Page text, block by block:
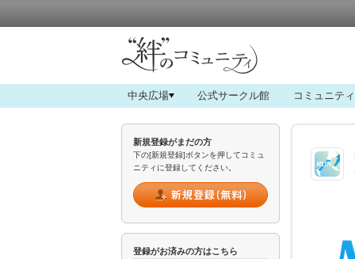
中央広場 公式サークル館 コミュニテ
新規登録がまだの方
下の[新規登録]ボタンを押してコミュ
ニティに登録してください。
登録がお済みの方はこちら